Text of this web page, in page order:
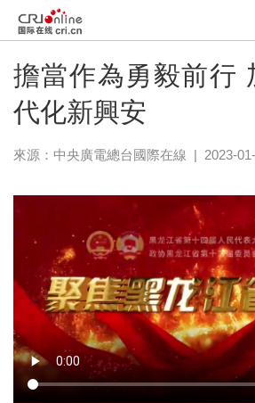
擔當作為勇毅前行
代化新興安
來源：中央廣電總台國際在線 | 2023-